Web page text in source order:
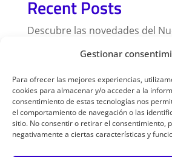
Gestionar
Para ofrecer las mejores experiencias,
cookies para almacenar y/o acceder a la
consentimiento de estas tecnologías nos
el comportamiento de navegación o las
sitio. No consentir o retirar el consentimiento,
negativamente a ciertas características y
Recent Posts
Descubre las novedades del
Recent Comments
No hay comentarios que